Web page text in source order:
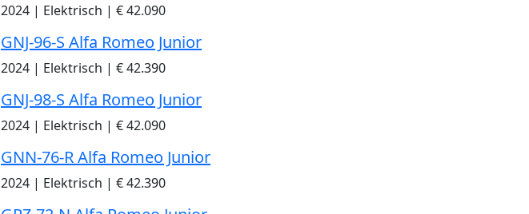
2024 | Elektrisch | € 42.090
GNJ-96-S Alfa Romeo Junior
2024 | Elektrisch | € 42.390
GNJ-98-S Alfa Romeo Junior
2024 | Elektrisch | € 42.090
GNN-76-R Alfa Romeo Junior
2024 | Elektrisch | € 42.390